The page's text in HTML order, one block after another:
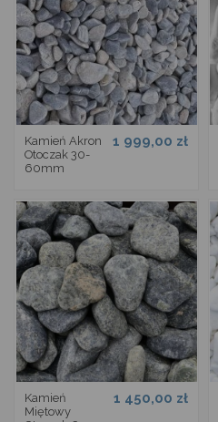
Kamień Akron
Otoczak 30-
60mm
1 999,00 zł
Kamień
Miętowy
1 450,00 zł